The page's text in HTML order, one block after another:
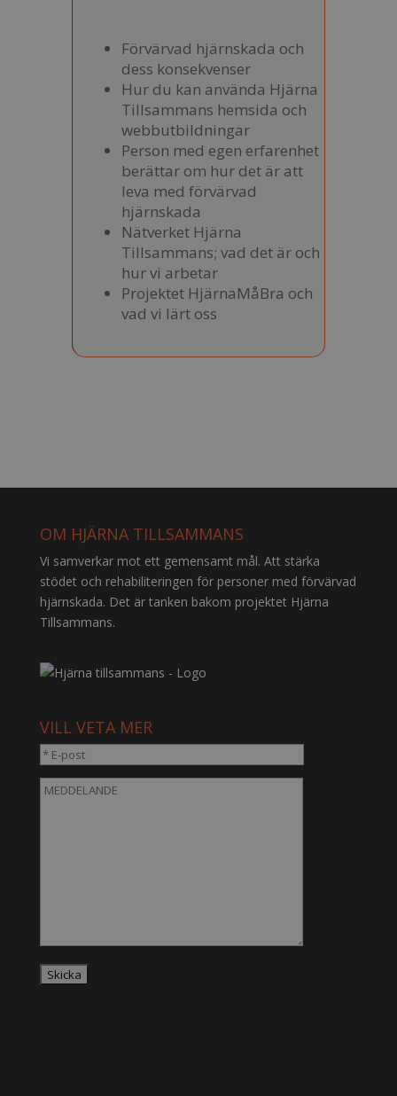
Förvärvad hjärnskada och
dess konsekvenser
Hur du kan använda Hjärna
Tillsammans hemsida och
webbutbildningar
Person med egen erfarenhet
berättar om hur det är att
leva med förvärvad
hjärnskada
Nätverket Hjärna
Tillsammans; vad det är och
hur vi arbetar
Projektet HjärnaMåBra och
vad vi lärt oss
OM HJÄRNA TILLSAMMANS
Vi samverkar mot ett gemensamt mål. Att stärka
stödet och rehabiliteringen för personer med förvärvad
hjärnskada. Det är tanken bakom projektet Hjärna
Tillsammans.
VILL VETA MER